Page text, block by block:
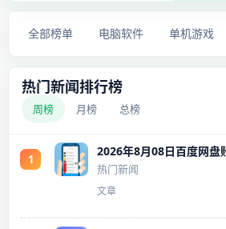
全部榜单 电脑软件 单机游戏
热门新闻排行榜
周榜 月榜 总榜
1
热门新闻
文章